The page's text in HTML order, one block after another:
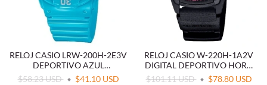
RELOJ CASIO LRW-200H-2E3V
DEPORTIVO AZUL
RESISTENTE AL AGUA
$58.23 USD $41.10 USD
RELOJ CASIO W-220H-1A2V
DIGITAL DEPORTIVO HORA
DUAL
$101.11 USD $78.80 USD